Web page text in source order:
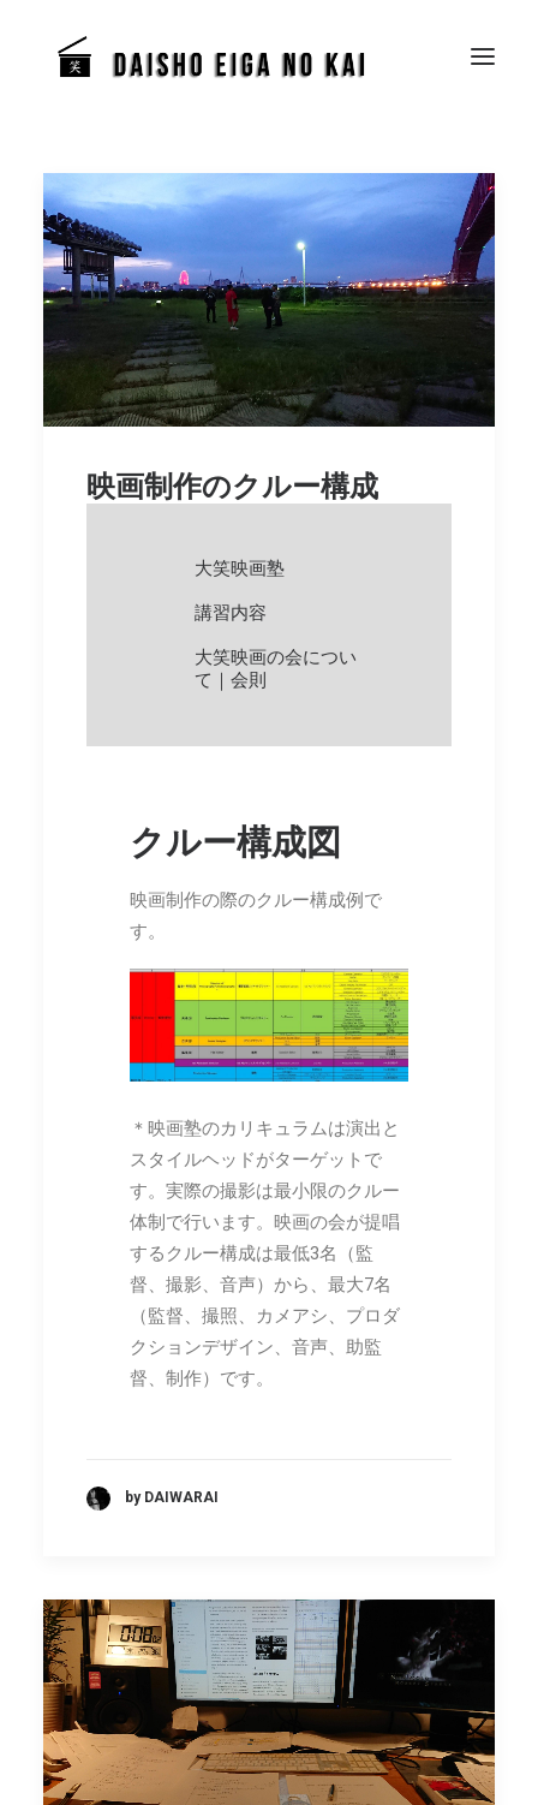
SEARCH
映画制作のクルー構成
大笑映画塾
講習内容
大笑映画の会につい
て｜会則
クルー構成図
映画制作の際のクルー構成例で
す。
＊映画塾のカリキュラムは演出と
スタイルヘッドがターゲットで
す。実際の撮影は最小限のクルー
体制で行います。映画の会が提唱
するクルー構成は最低3名（監
督、撮影、音声）から、最大7名
（監督、撮照、カメアシ、プロダ
クションデザイン、音声、助監
督、制作）です。
by DAIWARAI